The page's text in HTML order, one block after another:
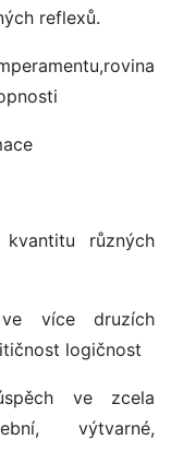
reflexů.
různých
více druzích
logičnost
ve zcela
výtvarné,